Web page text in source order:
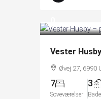
Vester
Øvej 27, 6990
7
Soveværelser
3